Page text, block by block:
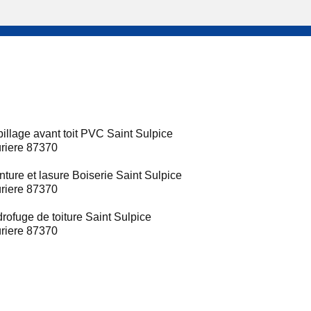
avant toit PVC Saint Sulpice
87370
et lasure Boiserie Saint Sulpice
87370
de toiture Saint Sulpice
87370